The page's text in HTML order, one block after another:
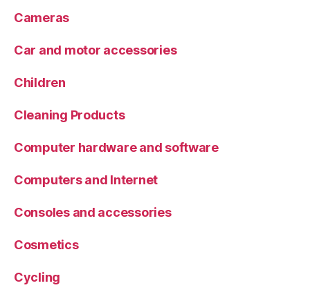
Cameras
Car and motor accessories
Children
Cleaning Products
Computer hardware and software
Computers and Internet
Consoles and accessories
Cosmetics
Cycling